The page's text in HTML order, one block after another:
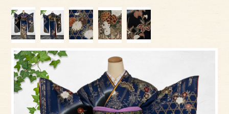
その他サービス
アクセス
サイズのはかり方
よくある質問